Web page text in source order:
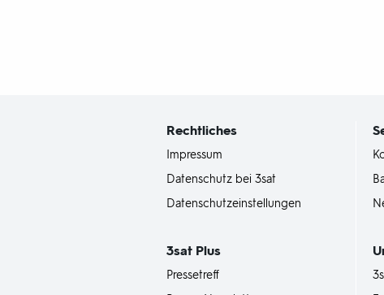
Rechtliches
Impressum
Datenschutz bei 3sat
Datenschutzeinstellungen
3satPlus
Pressetreff